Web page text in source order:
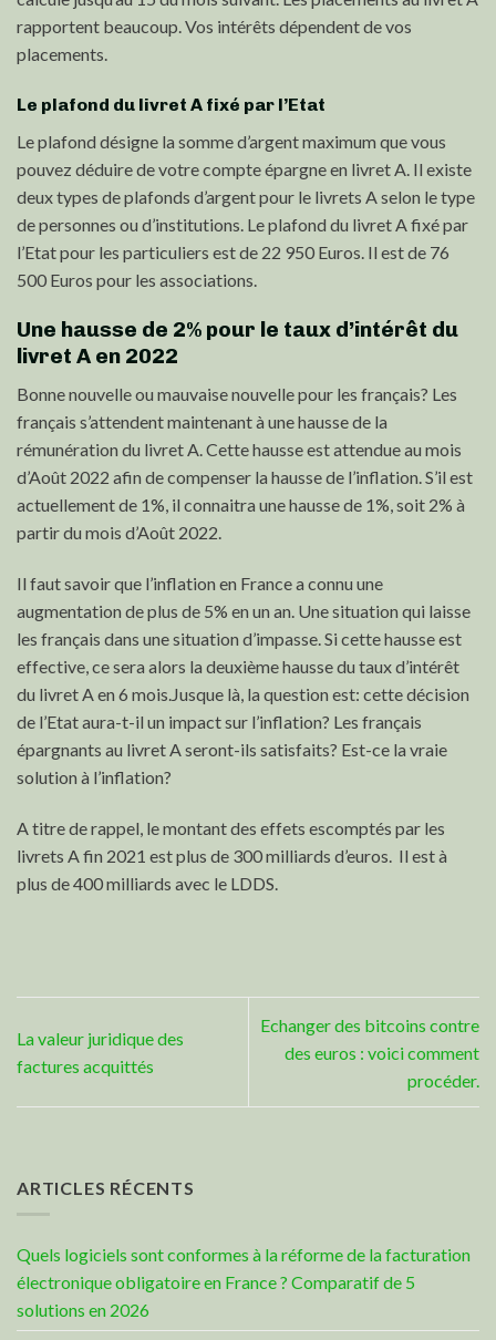
rapportent beaucoup. Vos intérêts dépendent de vos
placements.
Le plafond du livret A fixé par l’Etat
Le plafond désigne la somme d’argent maximum que vous
pouvez déduire de votre compte épargne en livret A. Il existe
deux types de plafonds d’argent pour le livrets A selon le type
de personnes ou d’institutions. Le plafond du livret A fixé par
l’Etat pour les particuliers est de 22 950 Euros. Il est de 76
500 Euros pour les associations.
Une hausse de 2% pour le taux d’intérêt du
livret A en 2022
Bonne nouvelle ou mauvaise nouvelle pour les français? Les
français s’attendent maintenant à une hausse de la
rémunération du livret A. Cette hausse est attendue au mois
d’Août 2022 afin de compenser la hausse de l’inflation. S’il est
actuellement de 1%, il connaitra une hausse de 1%, soit 2% à
partir du mois d’Août 2022.
Il faut savoir que l’inflation en France a connu une
augmentation de plus de 5% en un an. Une situation qui laisse
les français dans une situation d’impasse. Si cette hausse est
effective, ce sera alors la deuxième hausse du taux d’intérêt
du livret A en 6 mois.Jusque là, la question est: cette décision
de l’Etat aura-t-il un impact sur l’inflation? Les français
épargnants au livret A seront-ils satisfaits? Est-ce la vraie
solution à l’inflation?
A titre de rappel, le montant des effets escomptés par les
livrets A fin 2021 est plus de 300 milliards d’euros. Il est à
plus de 400 milliards avec le LDDS.
La valeur juridique des
factures acquittés
Echanger des bitcoins contre
des euros : voici comment
procéder.
ARTICLES RÉCENTS
Quels logiciels sont conformes à la réforme de la facturation
électronique obligatoire en France ? Comparatif de 5
solutions en 2026